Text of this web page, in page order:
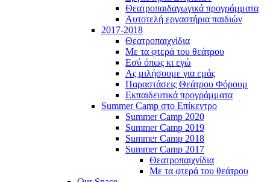
Θεατροπαιδαγωγικά προγράμματα
Αυτοτελή εργαστήρια παιδιών
2017-2018
Θεατροπαιχνίδια
Με τα φτερά του θεάτρου
Εσύ όπως κι εγώ
Ας μιλήσουμε για εμάς
Παραστάσεις Θεάτρου Φόρουμ
Εκπαιδευτικά προγράμματα
Summer Camp στο Επίκεντρο
Summer Camp 2020
Summer Camp 2019
Summer Camp 2018
Summer Camp 2017
Θεατροπαιχνίδια
Με τα φτερά του θεάτρου